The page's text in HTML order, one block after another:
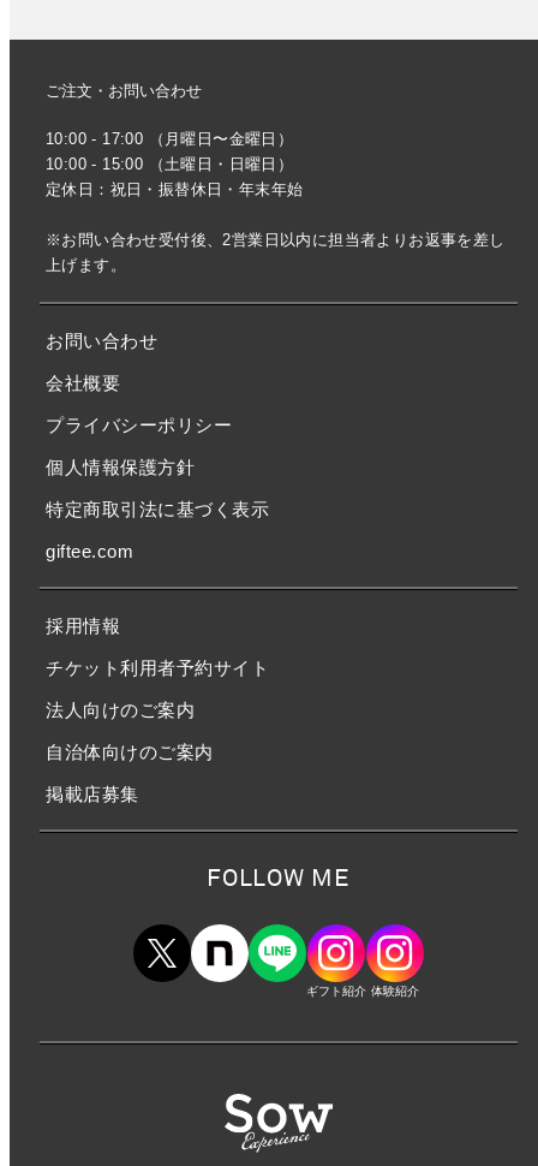
ご注文・お問い合わせ
10:00 - 17:00 （月曜日〜金曜日）
10:00 - 15:00 （土曜日・日曜日）
定休日：祝日・振替休日・年末年始
※お問い合わせ受付後、2営業日以内に担当者よりお返事を差し
上げます。
お問い合わせ
会社概要
プライバシーポリシー
個人情報保護方針
特定商取引法に基づく表示
giftee.com
採用情報
チケット利用者予約サイト
法人向けのご案内
自治体向けのご案内
掲載店募集
FOLLOW ME
ギフト紹介 体験紹介